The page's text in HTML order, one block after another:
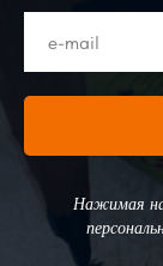
Нажимая на